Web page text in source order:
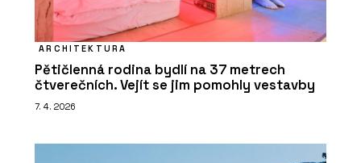
ARCHITEKTURA
Pětičlenná rodina bydlí na 37 metrech
čtverečních. Vejít se jim pomohly vestavby
7. 4. 2026